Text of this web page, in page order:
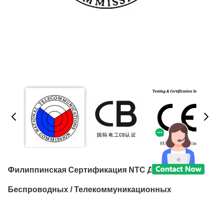
Филиппинская Сертификация NTC Для
Беспроводных / Телекоммуникационных